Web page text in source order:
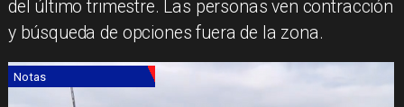
del último trimestre. Las personas ven contracción
y búsqueda de opciones fuera de la zona.
Notas